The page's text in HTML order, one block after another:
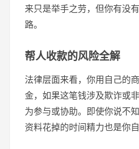
来只是举手之劳，但你有没
路。
帮人收款的风险全解
法律层面来看，你用自己的
金，如果这笔钱涉及欺诈或
为参与或协助。即使你说不
资料花掉的时间精力也是你自